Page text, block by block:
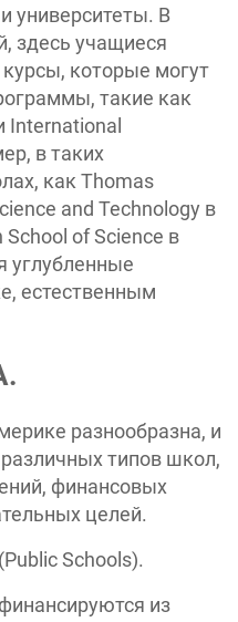
университеты. В
здесь учащиеся
которые могут
такие как
International
в таких
как Thomas
and Technology в
of Science в
углубленные
естественным
разнообразна, и
типов школ,
финансовых
целей.
Schools).
из